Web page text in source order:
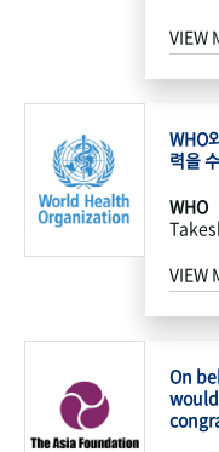
VIEW
WHO
력을
WHO
VIEW
On